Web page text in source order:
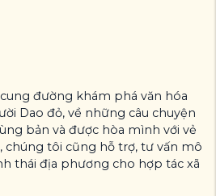
đường khám phá văn hóa
Dao đỏ, về những câu chuyện
bản và được hòa mình với vẻ
chúng tôi cũng hỗ trợ, tư vấn mô
thái địa phương cho hợp tác xã